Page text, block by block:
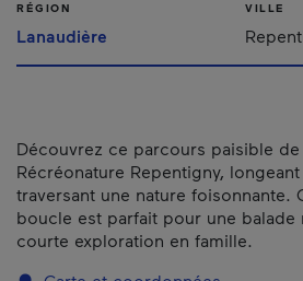
RÉGION
Lanaudière
VILLE
Découvrez ce parcours paisible
Récréonature Repentigny,
traversant une nature foisonnante.
boucle est parfait pour une balade
courte exploration en famille.